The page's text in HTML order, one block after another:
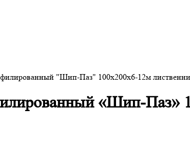
"Шип-Паз" 100х200х6-12м
«Шип-Паз»